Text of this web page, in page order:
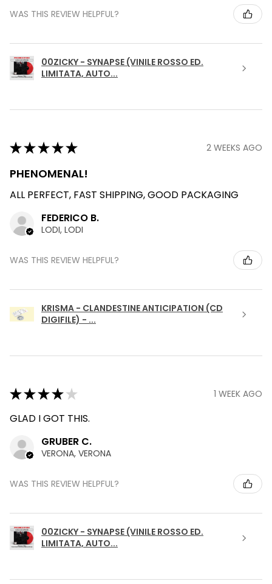
WAS THIS REVIEW HELPFUL?
00ZICKY - SYNAPSE (VINILE ROSSO ED.
LIMITATA, AUTO...
★★★★★ 2 WEEKS AGO
PHENOMENAL!
ALL PERFECT, FAST SHIPPING, GOOD PACKAGING
FEDERICO B.
LODI, LODI
WAS THIS REVIEW HELPFUL?
KRISMA - CLANDESTINE ANTICIPATION (CD
DIGIFILE) - ...
★★★★ ★ 1 WEEK AGO
GLAD I GOT THIS.
GRUBER C.
VERONA, VERONA
WAS THIS REVIEW HELPFUL?
00ZICKY - SYNAPSE (VINILE ROSSO ED.
LIMITATA, AUTO...